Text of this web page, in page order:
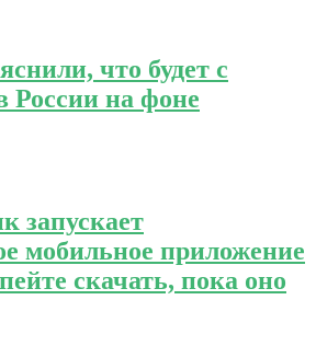
что будет с
России на фоне
запускает
мобильное приложение
скачать, пока оно